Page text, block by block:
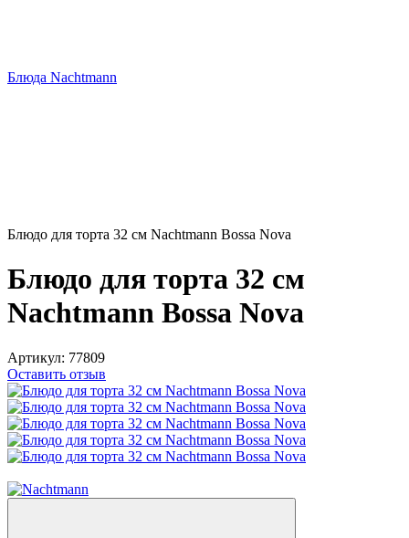
Блюда Nachtmann
Блюдо для торта 32 см Nachtmann Bossa Nova
Блюдо для торта 32 см
Nachtmann Bossa Nova
Артикул: 77809
Оставить отзыв